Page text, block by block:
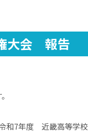
大会 報告
和7年度 近畿高等学校